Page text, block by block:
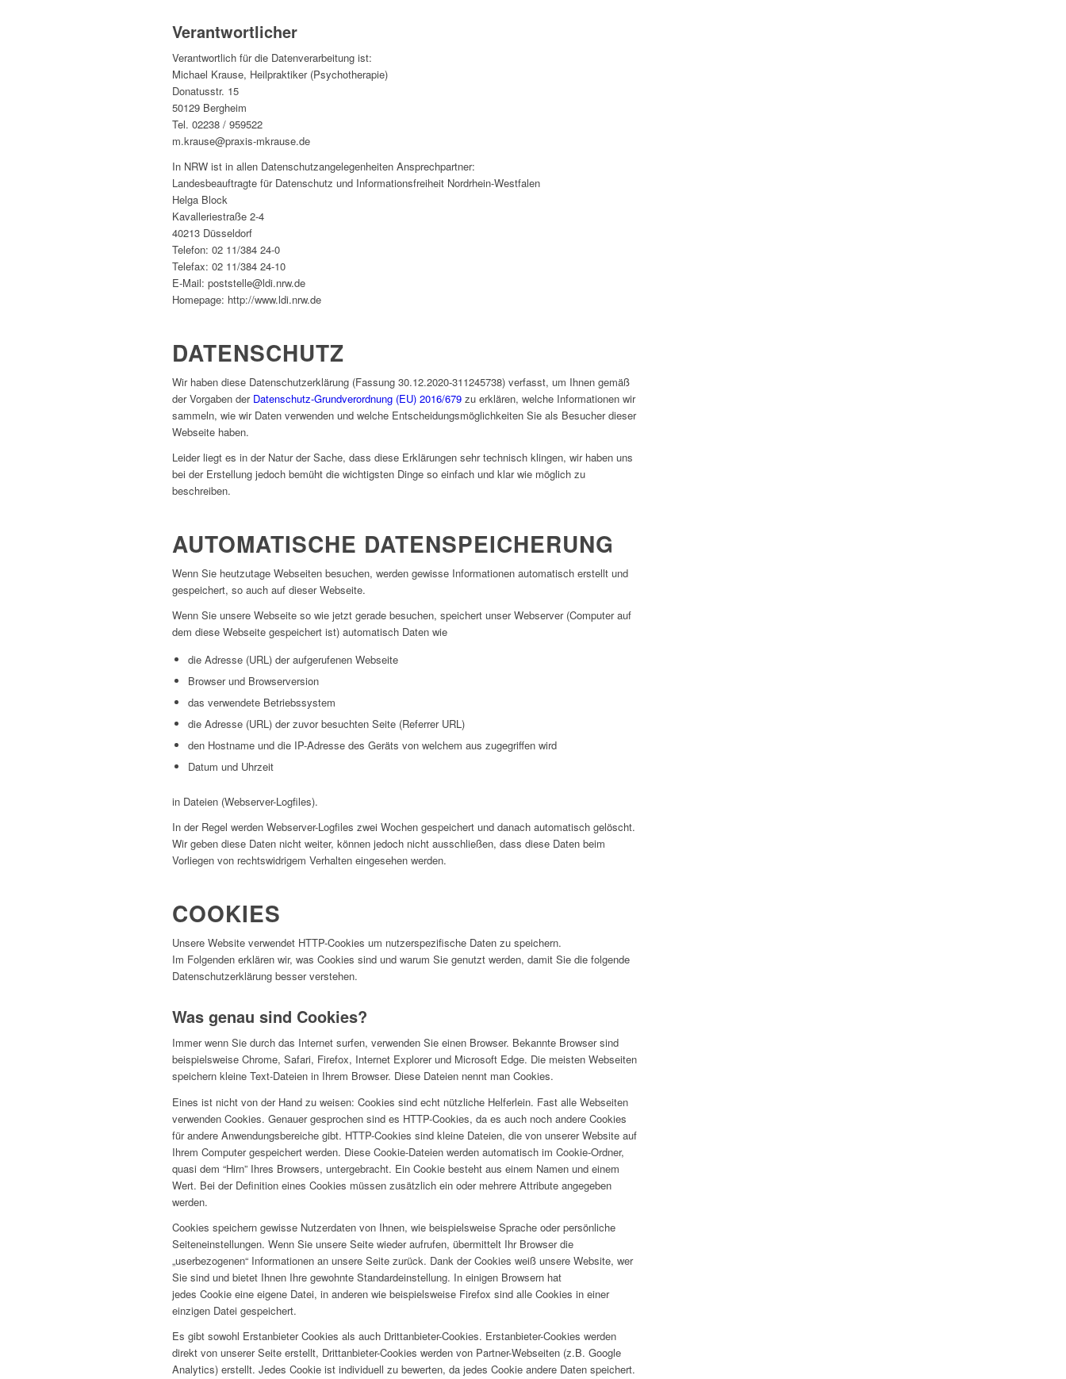
Verantwortlicher
Verantwortlich für die Datenverarbeitung ist:
Michael Krause, Heilpraktiker (Psychotherapie)
Donatusstr. 15
50129 Bergheim
Tel. 02238 / 959522
m.krause@praxis-mkrause.de
In NRW ist in allen Datenschutzangelegenheiten Ansprechpartner:
Landesbeauftragte für Datenschutz und Informationsfreiheit Nordrhein-Westfalen
Helga Block
Kavalleriestraße 2-4
40213 Düsseldorf
Telefon: 02 11/384 24-0
Telefax: 02 11/384 24-10
E-Mail: poststelle@ldi.nrw.de
Homepage: http://www.ldi.nrw.de
DATENSCHUTZ
Wir haben diese Datenschutzerklärung (Fassung 30.12.2020-311245738) verfasst, um Ihnen gemäß
der Vorgaben der Datenschutz-Grundverordnung (EU) 2016/679 zu erklären, welche Informationen wir
sammeln, wie wir Daten verwenden und welche Entscheidungsmöglichkeiten Sie als Besucher dieser
Webseite haben.
Leider liegt es in der Natur der Sache, dass diese Erklärungen sehr technisch klingen, wir haben uns
bei der Erstellung jedoch bemüht die wichtigsten Dinge so einfach und klar wie möglich zu
beschreiben.
AUTOMATISCHE DATENSPEICHERUNG
Wenn Sie heutzutage Webseiten besuchen, werden gewisse Informationen automatisch erstellt und
gespeichert, so auch auf dieser Webseite.
Wenn Sie unsere Webseite so wie jetzt gerade besuchen, speichert unser Webserver (Computer auf
dem diese Webseite gespeichert ist) automatisch Daten wie
die Adresse (URL) der aufgerufenen Webseite
Browser und Browserversion
das verwendete Betriebssystem
die Adresse (URL) der zuvor besuchten Seite (Referrer URL)
den Hostname und die IP-Adresse des Geräts von welchem aus zugegriffen wird
Datum und Uhrzeit
in Dateien (Webserver-Logfiles).
In der Regel werden Webserver-Logfiles zwei Wochen gespeichert und danach automatisch gelöscht.
Wir geben diese Daten nicht weiter, können jedoch nicht ausschließen, dass diese Daten beim
Vorliegen von rechtswidrigem Verhalten eingesehen werden.
COOKIES
Unsere Website verwendet HTTP-Cookies um nutzerspezifische Daten zu speichern.
Im Folgenden erklären wir, was Cookies sind und warum Sie genutzt werden, damit Sie die folgende
Datenschutzerklärung besser verstehen.
Was genau sind Cookies?
Immer wenn Sie durch das Internet surfen, verwenden Sie einen Browser. Bekannte Browser sind
beispielsweise Chrome, Safari, Firefox, Internet Explorer und Microsoft Edge. Die meisten Webseiten
speichern kleine Text-Dateien in Ihrem Browser. Diese Dateien nennt man Cookies.
Eines ist nicht von der Hand zu weisen: Cookies sind echt nützliche Helferlein. Fast alle Webseiten
verwenden Cookies. Genauer gesprochen sind es HTTP-Cookies, da es auch noch andere Cookies
für andere Anwendungsbereiche gibt. HTTP-Cookies sind kleine Dateien, die von unserer Website auf
Ihrem Computer gespeichert werden. Diese Cookie-Dateien werden automatisch im Cookie-Ordner,
quasi dem “Hirn” Ihres Browsers, untergebracht. Ein Cookie besteht aus einem Namen und einem
Wert. Bei der Definition eines Cookies müssen zusätzlich ein oder mehrere Attribute angegeben
werden.
Cookies speichern gewisse Nutzerdaten von Ihnen, wie beispielsweise Sprache oder persönliche
Seiteneinstellungen. Wenn Sie unsere Seite wieder aufrufen, übermittelt Ihr Browser die
„userbezogenen“ Informationen an unsere Seite zurück. Dank der Cookies weiß unsere Website, wer
Sie sind und bietet Ihnen Ihre gewohnte Standardeinstellung. In einigen Browsern hat
jedes Cookie eine eigene Datei, in anderen wie beispielsweise Firefox sind alle Cookies in einer
einzigen Datei gespeichert.
Es gibt sowohl Erstanbieter Cookies als auch Drittanbieter-Cookies. Erstanbieter-Cookies werden
direkt von unserer Seite erstellt, Drittanbieter-Cookies werden von Partner-Webseiten (z.B. Google
Analytics) erstellt. Jedes Cookie ist individuell zu bewerten, da jedes Cookie andere Daten speichert.